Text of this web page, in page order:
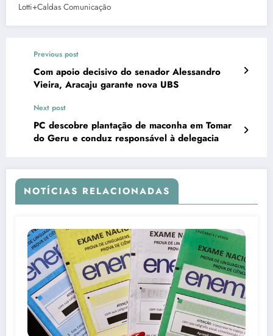
Lotti+Caldas Comunicação
Previous post
Com apoio decisivo do senador Alessandro
Vieira, Aracaju garante nova UBS
Next post
PC descobre plantação de maconha em Tomar
do Geru e conduz responsável à delegacia
NOTÍCIAS RELACIONADAS